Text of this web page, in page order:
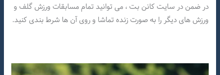
در ضمن در سایت کانن بت ، می توانید تمام مسابقات ورزش گلف و
ورزش های دیگر را به صورت زنده تماشا و روی آن ها شرط بندی کنید.